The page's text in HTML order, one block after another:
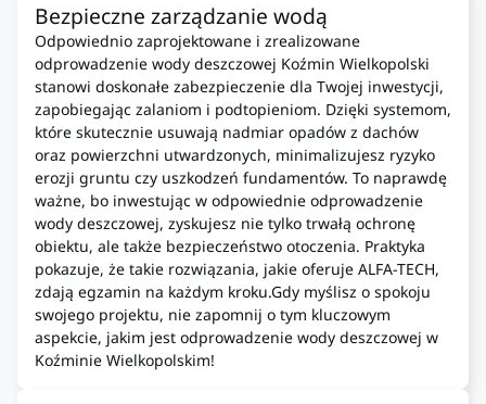
Bezpieczne zarządzanie wodą
Odpowiednio zaprojektowane i zrealizowane
odprowadzenie wody deszczowej Koźmin Wielkopolski
stanowi doskonałe zabezpieczenie dla Twojej inwestycji,
zapobiegając zalaniom i podtopieniom. Dzięki systemom,
które skutecznie usuwają nadmiar opadów z dachów
oraz powierzchni utwardzonych, minimalizujesz ryzyko
erozji gruntu czy uszkodzeń fundamentów. To naprawdę
ważne, bo inwestując w odpowiednie odprowadzenie
wody deszczowej, zyskujesz nie tylko trwałą ochronę
obiektu, ale także bezpieczeństwo otoczenia. Praktyka
pokazuje, że takie rozwiązania, jakie oferuje ALFA-TECH,
zdają egzamin na każdym kroku.Gdy myślisz o spokoju
swojego projektu, nie zapomnij o tym kluczowym
aspekcie, jakim jest odprowadzenie wody deszczowej w
Koźminie Wielkopolskim!